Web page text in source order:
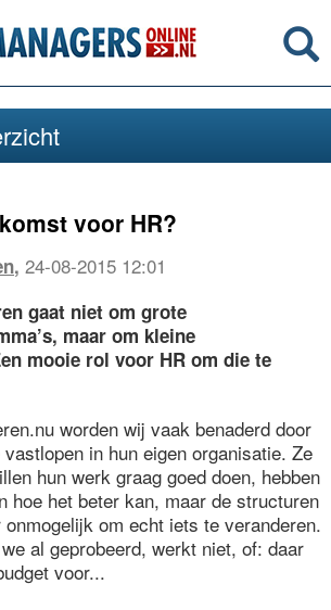
voor HR?
, 24-08-2015 12:01
gaat niet om grote
maar om kleine
mooie rol voor HR om die te
worden wij vaak benaderd door
in hun eigen organisatie. Ze
hun werk graag goed doen, hebben
hoe het beter kan, maar de structuren
om echt iets te veranderen.
al geprobeerd, werkt niet, of: daar
voor...